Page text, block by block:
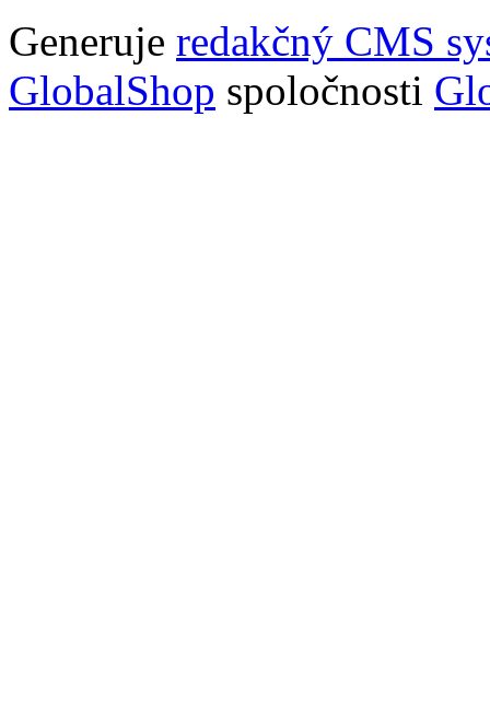
Generuje redakčný CMS
GlobalShop spoločnosti